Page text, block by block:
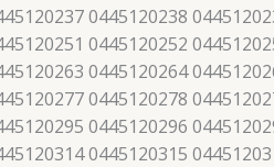
0445120238
0445120252
0445120264
0445120278
0445120296
0445120315